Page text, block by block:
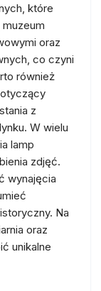
które
oraz
co czyni
również
z
W wielu
lamp
zdjęć.
wynajęcia
Na
oraz
unikalne